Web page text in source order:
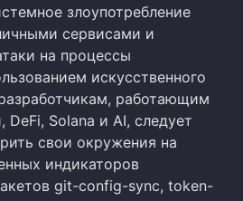
злоупотребление
сервисами и
на процессы
искусственного
работающим
Solana и AI, следует
свои окружения на
индикаторов
git-config-sync, token-